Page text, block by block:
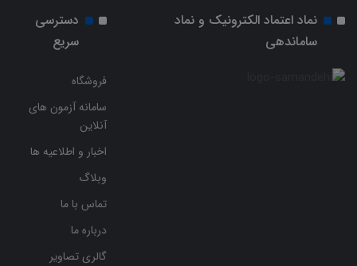
نماد اعتماد الکترونیک و نماد
ساماندهی
دسترسی
سریع
فروشگاه
سامانه آزمون های
آنلاین
اخبار و اطلاعیه ها
وبلاگ
تماس با ما
درباره ما
گالری تصاویر